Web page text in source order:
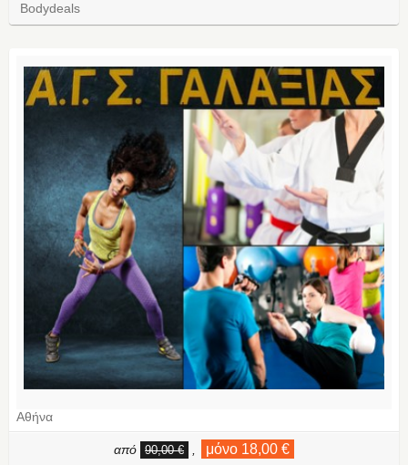
Bodydeals
Αθήνα
από 90,00 € μόνο 18,00 €